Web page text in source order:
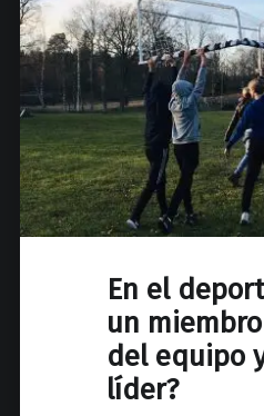
En el
un
del equipo
líder?